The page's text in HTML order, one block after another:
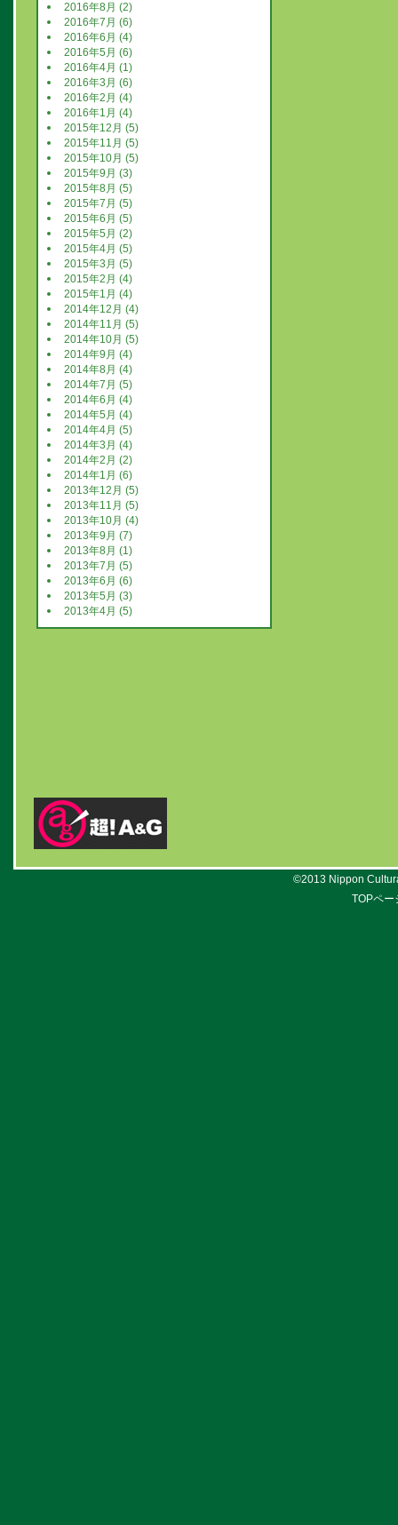
2016年8月 (2)
2016年7月 (6)
2016年6月 (4)
2016年5月 (6)
2016年4月 (1)
2016年3月 (6)
2016年2月 (4)
2016年1月 (4)
2015年12月 (5)
2015年11月 (5)
2015年10月 (5)
2015年9月 (3)
2015年8月 (5)
2015年7月 (5)
2015年6月 (5)
2015年5月 (2)
2015年4月 (5)
2015年3月 (5)
2015年2月 (4)
2015年1月 (4)
2014年12月 (4)
2014年11月 (5)
2014年10月 (5)
2014年9月 (4)
2014年8月 (4)
2014年7月 (5)
2014年6月 (4)
2014年5月 (4)
2014年4月 (5)
2014年3月 (4)
2014年2月 (2)
2014年1月 (6)
2013年12月 (5)
2013年11月 (5)
2013年10月 (4)
2013年9月 (7)
2013年8月 (1)
2013年7月 (5)
2013年6月 (6)
2013年5月 (3)
2013年4月 (5)
©2013 Nippon
TOPペー